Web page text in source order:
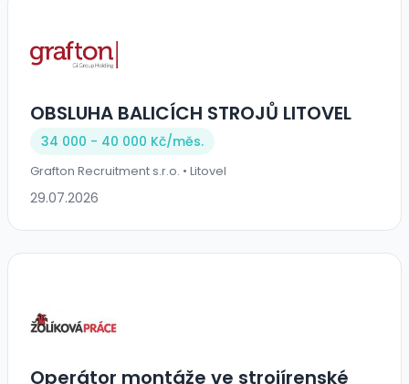
OBSLUHA BALICÍCH STROJŮ LITOVEL
34 000 - 40 000 Kč/měs.
Grafton Recruitment s.r.o. • Litovel
29.07.2026
Operátor montáže ve strojírenské